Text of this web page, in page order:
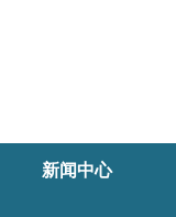
新闻中心